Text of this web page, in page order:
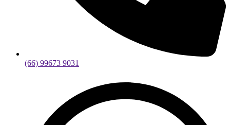
(66) 99673 9031